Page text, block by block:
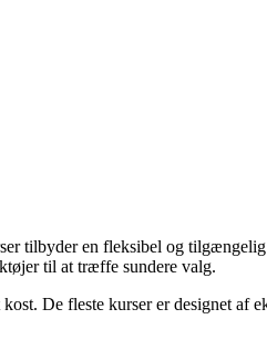
tilbyder en fleksibel og
til at træffe sundere valg.
De fleste kurser er designet af